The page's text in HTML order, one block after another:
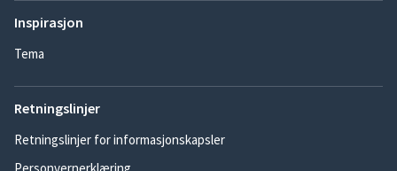
Inspirasjon
Tema
Retningslinjer
Retningslinjer for informasjonskapsler